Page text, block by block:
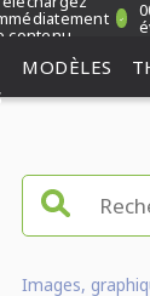
contenu
MODÈLES
Images,